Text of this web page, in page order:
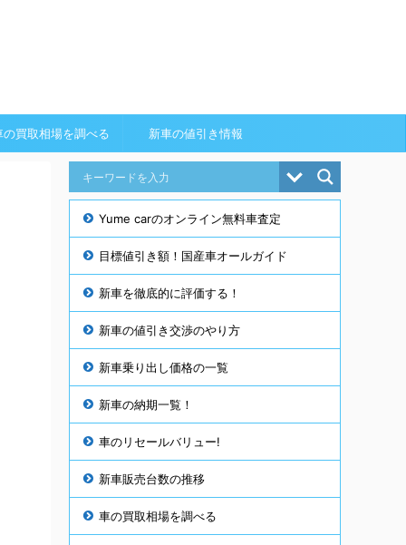
の買取相場を調べる 新車の値引き情報
Yume carのオンライン無料車査定
目標値引き額！国産車オールガイド
新車を徹底的に評価する！
新車の値引き交渉のやり方
新車乗り出し価格の一覧
新車の納期一覧！
車のリセールバリュー!
新車販売台数の推移
車の買取相場を調べる